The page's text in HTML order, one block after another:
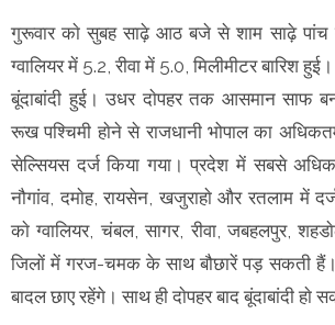
गुरूवार काे सुबह साढ़े आठ बजे से शाम साढ़े
ग्वालियर में 5.2, रीवा में 5.0, मिलीमीटर बारिश
बूंदाबांदी हुई। उधर दाेपहर तक आसमान साफ
रूख पश्चिमी हाेने से राजधानी भोपाल का
सेल्सियस दर्ज किया गया। प्रदेश में सबसे अधिक
नौगांव, दमाेह, रायसेन, खजुराहाे और रतलाम में
काे ग्वालियर, चंबल, सागर, रीवा, जबहलपुर,
जिलाें में गरज-चमक के साथ बौछारें पड़ सकती हैं।
बादल छाए रहेंगे। साथ ही दाेपहर बाद बूंदाबांदी हाे